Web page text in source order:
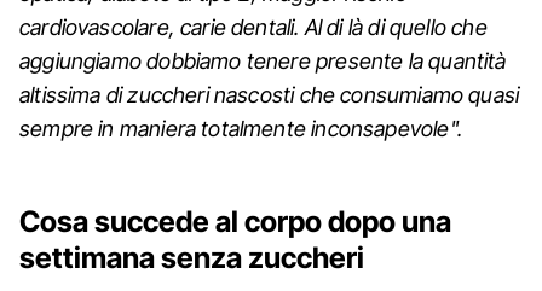
cardiovascolare, carie dentali. Al di là di quello che
aggiungiamo dobbiamo tenere presente la quantità
altissima di zuccheri nascosti che consumiamo quasi
sempre in maniera totalmente inconsapevole".
Cosa succede al corpo dopo una
settimana senza zuccheri